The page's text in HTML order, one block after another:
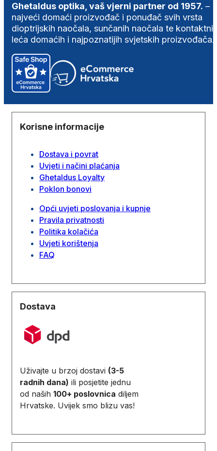
Ghetaldus optika, vaš vjerni partner od 1957. –
najveći domaći proizvođač i ponuđač svih vrsta
dioptrijskih naočala, sunčanih naočala te
leća domaćih i najpoznatijih svjetskih proizvođača.
Korisne informacije
Dostava i povrat
Uvjeti i načini plaćanja
Ghetaldus Loyalty
Poklon bonovi
Opći uvjeti poslovanja i kupnje
Pravila privatnosti
Politika kolačića
Uvjeti korištenja
FAQ
Dostava
Uživajte u brzoj dostavi (3-5
radnih dana) ili posjetite jednu
od naših 100+ poslovnica diljem
Hrvatske. Uvijek smo blizu vas!